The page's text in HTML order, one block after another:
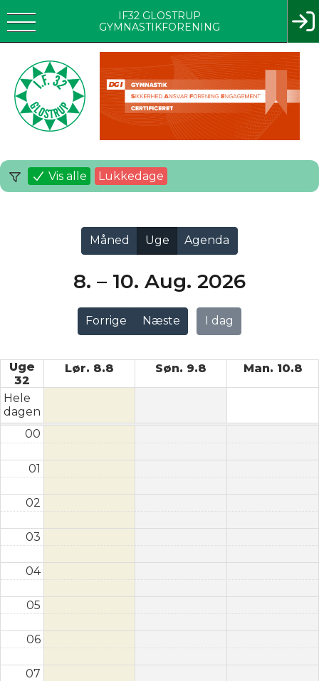
IF32 GLOSTRUP
GYMNASTIKFORENING
Vis alle Lukkedage
Forrige Næste I dag
8. – 10. Aug. 2026
Måned Uge Agenda
Uge
32
Lør. 8.8 Søn. 9.8 Man. 10.8
Hele
dagen
00
01
02
03
04
05
06
07